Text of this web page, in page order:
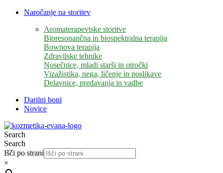
Naročanje na storitev
Aromaterapevtske storitve
Bioresonančna in biospektralna terapija
Bownova terapija
Zdravilske tehnike
Nosečnice, mladi starši in otročki
Vizažistika, nega, ličenje in poslikave
Delavnice, predavanja in vadbe
Darilni boni
Novice
Search
Search
Išči po strani
×